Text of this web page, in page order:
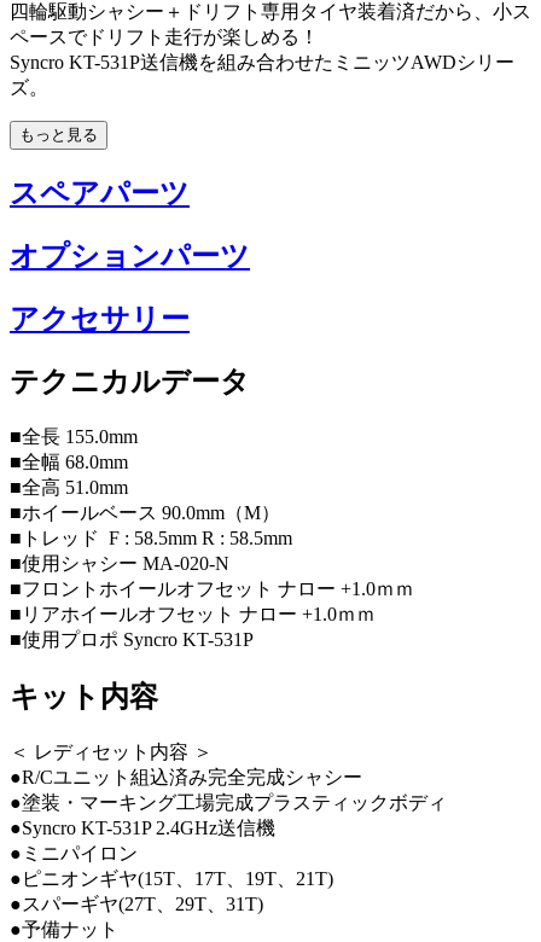
四輪駆動シャシー＋ドリフト専用タイヤ装着済だから、小ス
ペースでドリフト走行が楽しめる！
Syncro KT-531P送信機を組み合わせたミニッツAWDシリー
ズ。
もっと見る
スペアパーツ
オプションパーツ
アクセサリー
テクニカルデータ
■全長 155.0mm
■全幅 68.0mm
■全高 51.0mm
■ホイールベース 90.0mm（M）
■トレッド F : 58.5mm R : 58.5mm
■使用シャシー MA-020-N
■フロントホイールオフセット ナロー +1.0ｍｍ
■リアホイールオフセット ナロー +1.0ｍｍ
■使用プロポ Syncro KT-531P
キット内容
＜ レディセット内容 ＞
●R/Cユニット組込済み完全完成シャシー
●塗装・マーキング工場完成プラスティックボディ
●Syncro KT-531P 2.4GHz送信機
●ミニパイロン
●ピニオンギヤ(15T、17T、19T、21T)
●スパーギヤ(27T、29T、31T)
●予備ナット